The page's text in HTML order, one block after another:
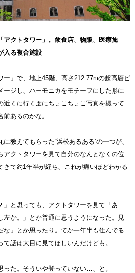
クトタワー」。飲食店、物販、医療施
入る複合施設
ー」で、地上45階、高さ212.77mの超高層ビ
ージし、ハーモニカをモチーフにした形に
近くに行く度にちょこちょこ写真を撮って
あるのかな。
教えてもらった“浜松あるある”の一つが、
アクトタワーを見て自分のなんとなくの位
きて約1年半が経ち、これが痛いほどわかる
」と思っても、アクトタワーを見て「あ
左か。」とか普通に思うようになった。見
な」とか思ったり。てか一年半も住んでる
話は大目に見てほしいんだけども。
った。そういや登っていない…、と。